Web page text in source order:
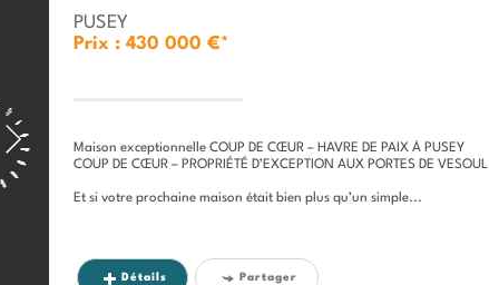
PUSEY
Prix : 430 000 €*
Maison exceptionnelle COUP DE CŒUR – HAVRE DE PAIX À PUSEY
COUP DE CŒUR – PROPRIÉTÉ D’EXCEPTION AUX PORTES DE VESOUL
Et si votre prochaine maison était bien plus qu’un simple...
Détails Partager